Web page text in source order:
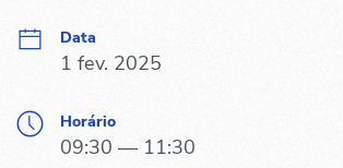
Data
1 fev. 2025
Horário
09:30 — 11:30